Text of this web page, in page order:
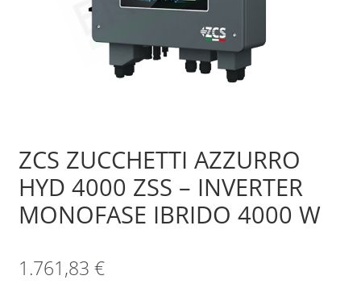
ZCS ZUCCHETTI AZZURRO
HYD 4000 ZSS – INVERTER
MONOFASE IBRIDO 4000 W
1.761,83 €